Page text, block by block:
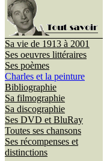
Sa vie de 1913 à 2001
Ses oeuvres littéraires
Ses poèmes
Charles et la peinture
Bibliographie
Sa filmographie
Sa discographie
Ses DVD et BluRay
Toutes ses chansons
Ses récompenses et
distinctions